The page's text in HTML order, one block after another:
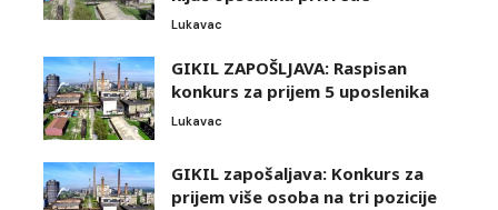
Lukavac
GIKIL ZAPOŠLJAVA: Raspisan
konkurs za prijem 5 uposlenika
Lukavac
GIKIL zapošaljava: Konkurs za
prijem više osoba na tri pozicije